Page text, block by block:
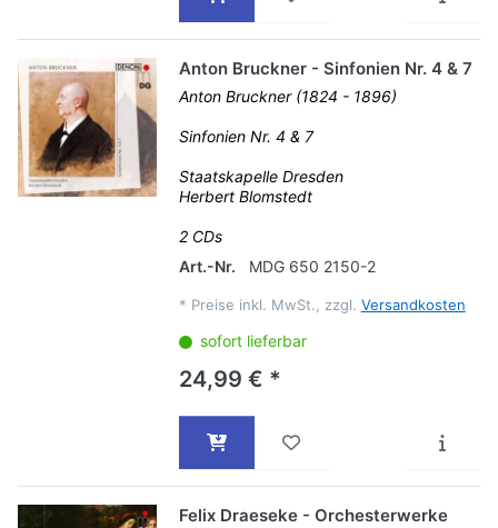
Anton Bruckner - Sinfonien Nr. 4 & 7
Anton Bruckner (1824 - 1896)
Sinfonien Nr. 4 & 7
Staatskapelle Dresden
Herbert Blomstedt
2 CDs
Art.-Nr.
MDG 650 2150-2
* Preise inkl. MwSt., zzgl. Versandkosten
sofort lieferbar
24,99 € *
Felix Draeseke - Orchesterwerke